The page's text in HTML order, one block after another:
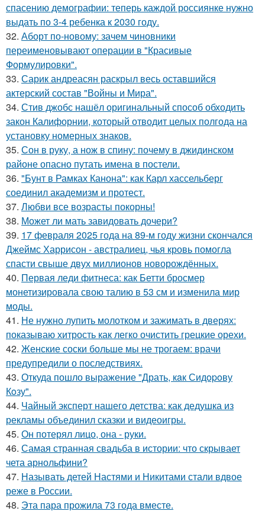
спасению демографии: теперь каждой россиянке нужно
выдать по 3-4 ребенка к 2030 году.
32. Аборт по-новому: зачем чиновники
переименовывают операции в "Красивые
Формулировки".
33. Сарик андреасян раскрыл весь оставшийся
актерский состав "Войны и Мира".
34. Стив джобс нашёл оригинальный способ обходить
закон Калифорнии, который отводит целых полгода на
установку номерных знаков.
35. Сон в руку, а нож в спину: почему в джидинском
районе опасно путать имена в постели.
36. "Бунт в Рамках Канона": как Карл хассельберг
соединил академизм и протест.
37. Любви все возрасты покорны!
38. Может ли мать завидовать дочери?
39. 17 февраля 2025 года на 89-м году жизни скончался
Джеймс Харрисон - австралиец, чья кровь помогла
спасти свыше двух миллионов новорождённых.
40. Первая леди фитнеса: как Бетти бросмер
монетизировала свою талию в 53 см и изменила мир
моды.
41. Не нужно лупить молотком и зажимать в дверях:
показываю хитрость как легко очистить грецкие орехи.
42. Женские соски больше мы не трогаем: врачи
предупредили о последствиях.
43. Откуда пошло выражение "Драть, кaк Сидopoву
Кoзу".
44. Чайный эксперт нашего детства: как дедушка из
рекламы объединил сказки и видеоигры.
45. Он потерял лицо, она - руки.
46. Самая странная свадьба в истории: что скрывает
чета арнольфини?
47. Называть детей Настями и Никитами стали вдвое
реже в России.
48. Эта пара прожила 73 года вместе.